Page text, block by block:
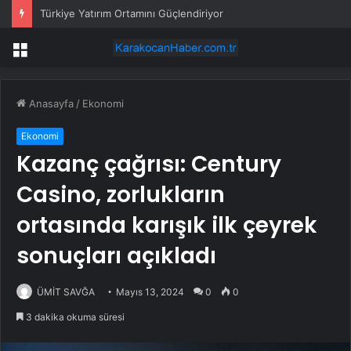
Türkiye Yatırım Ortamını Güçlendiriyor
Menü
Anasayfa / Ekonomi
Ekonomi
Kazanç çağrısı: Century
Casino, zorlukların
ortasında karışık ilk çeyrek
sonuçları açıkladı
ÜMİT SAVĞA Mayıs 13, 2024 0 0
3 dakika okuma süresi